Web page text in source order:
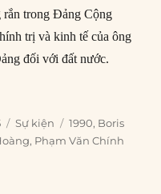
trong Đảng Cộng
trị và kinh tế của ông
đối với đất nước.
Yeltsin rời bỏ ĐCS Liên
Categories
Sự kiện Tags
1990, Boris
, Phạm Văn Chính